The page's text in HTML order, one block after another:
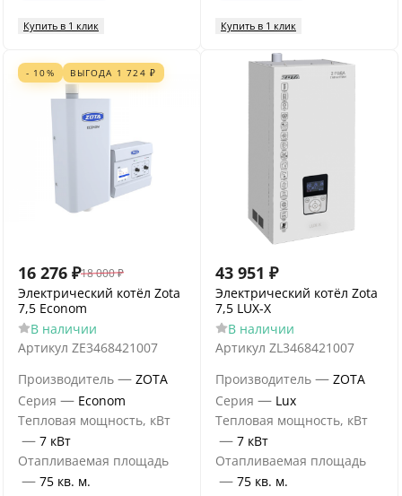
Купить в 1 клик Купить в 1 клик
- 10% ВЫГОДА 1 724 ₽
16 276 ₽18 000 ₽
Электрический котёл Zota
7,5 Econom
В наличии
Артикул ZE3468421007
Производитель — ZOTA
Серия — Econom
Тепловая мощность, кВт
— 7 кВт
Отапливаемая площадь
— 75 кв. м.
43 951 ₽
Электрический котёл Zota
7,5 LUX-X
В наличии
Артикул ZL3468421007
Производитель — ZOTA
Серия — Lux
Тепловая мощность, кВт
— 7 кВт
Отапливаемая площадь
— 75 кв. м.